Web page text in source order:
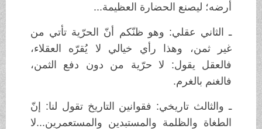
أرضه؛ ليصنع الحضارة العظيمة...
ـ الثاني عقلي: وهو ظنّكم أنّ الحرّية تأتي من
غير ثمن، وهذا رأي خيالي لا يُقرّه العقلاء،
فالعقل يقول: لا حرّية من دون دفع الثمن،
فالغنم بالغرم.
ـ والثالث تاريخي: فقوانين التاريخ تقول لنا: إنّ
الطغاة والظلمة والمستبدين والمستعمرين...لا